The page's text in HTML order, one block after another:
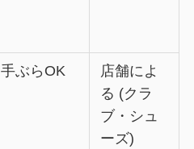
手ぶらOK
店舗によ
る (クラ
ブ・シュ
ーズ)